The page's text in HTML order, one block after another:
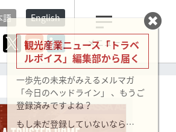
語 English
メニュー
観光産業ニュース「トラベ
ルボイス」編集部から届く
一歩先の未来がみえるメルマガ
「今日のヘッドライン」 、もうご
登録済みですよね？
もし未だ登録していないなら…